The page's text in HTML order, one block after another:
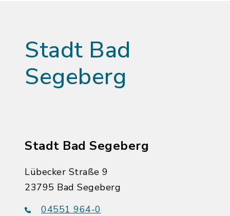
Stadt Bad
Segeberg
Stadt Bad Segeberg
Lübecker Straße 9
23795 Bad Segeberg
04551 964-0